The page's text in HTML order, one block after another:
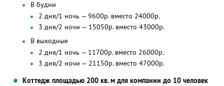
В будни
2 дня/1 ночь — 9600р. вместо 24000р.
3 дня/2 ночи — 15050р. вместо 43000р.
В выходные
2 дня/1 ночь — 11700р. вместо 26000р.
3 дня/2 ночи — 21150р. вместо 47000р.
Коттедж площадью 200 кв. м для компании до 10 человек